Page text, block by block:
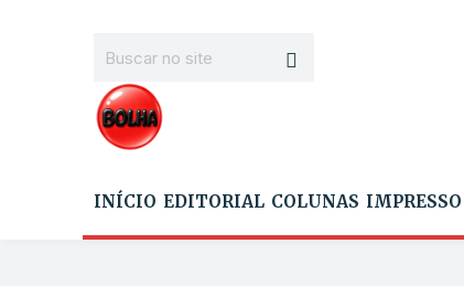
INÍCIO EDITORIAL COLUNAS IMPRESSO